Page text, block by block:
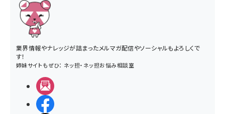
業界情報やナレッジが詰まったメルマガ配信やソーシャルもよろしくで
す！
姉妹サイトもぜひ： ネッ担・ ネッ担お悩み相談室